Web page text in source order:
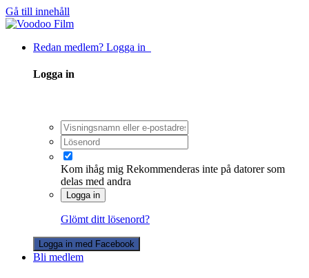
Gå till innehåll
Redan medlem? Logga in
Logga in
Kom ihåg mig Rekommenderas inte på datorer som
delas med andra
Logga in
Glömt ditt lösenord?
Logga in med Facebook
Bli medlem